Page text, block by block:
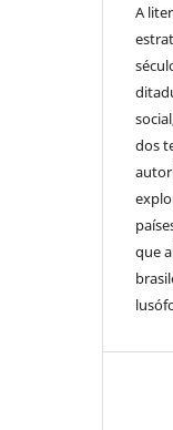
A
dos
que